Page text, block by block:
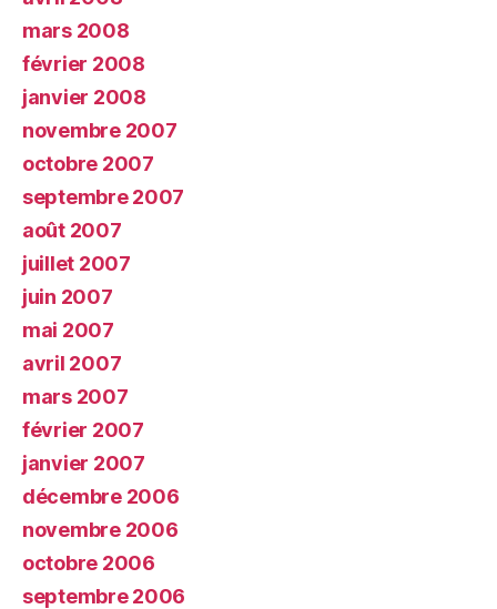
mars 2008
février 2008
janvier 2008
novembre 2007
octobre 2007
septembre 2007
août 2007
juillet 2007
juin 2007
mai 2007
avril 2007
mars 2007
février 2007
janvier 2007
décembre 2006
novembre 2006
octobre 2006
septembre 2006